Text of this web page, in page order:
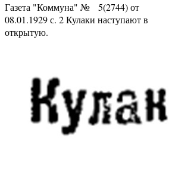
Газета "Коммуна" № 5(2744) от
08.01.1929 с. 2 Кулаки наступают в
открытую.